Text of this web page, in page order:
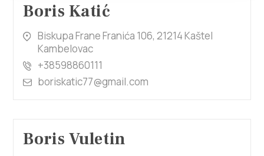
Boris Katić
Biskupa Frane Franića 106, 21214 Kaštel
Kambelovac
+38598860111
boriskatic77@gmail.com
Boris Vuletin